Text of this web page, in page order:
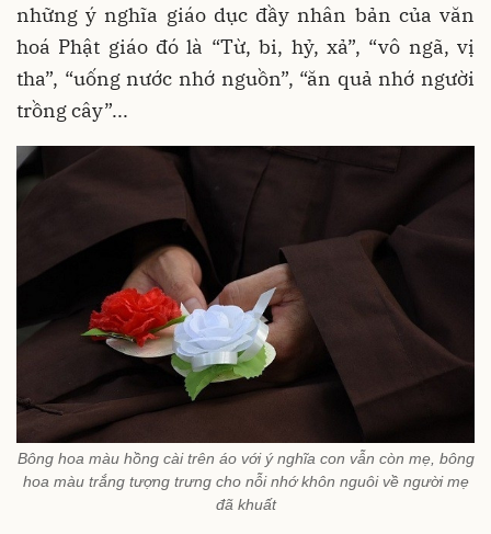
những ý nghĩa giáo dục đầy nhân bản của văn
hoá Phật giáo đó là “Từ, bi, hỷ, xả”, “vô ngã, vị
tha”, “uống nước nhớ nguồn”, “ăn quả nhớ người
trồng cây”...
Bông hoa màu hồng cài trên áo với ý nghĩa con vẫn còn mẹ, bông
hoa màu trắng tượng trưng cho nỗi nhớ khôn nguôi về người mẹ
đã khuất